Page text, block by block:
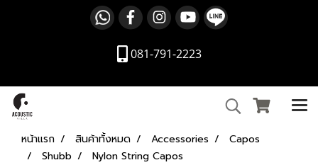
081-791-2223
หน้าแรก สินค้าทั้งหมด Accessories
Capos
Shubb
Nylon String Capos